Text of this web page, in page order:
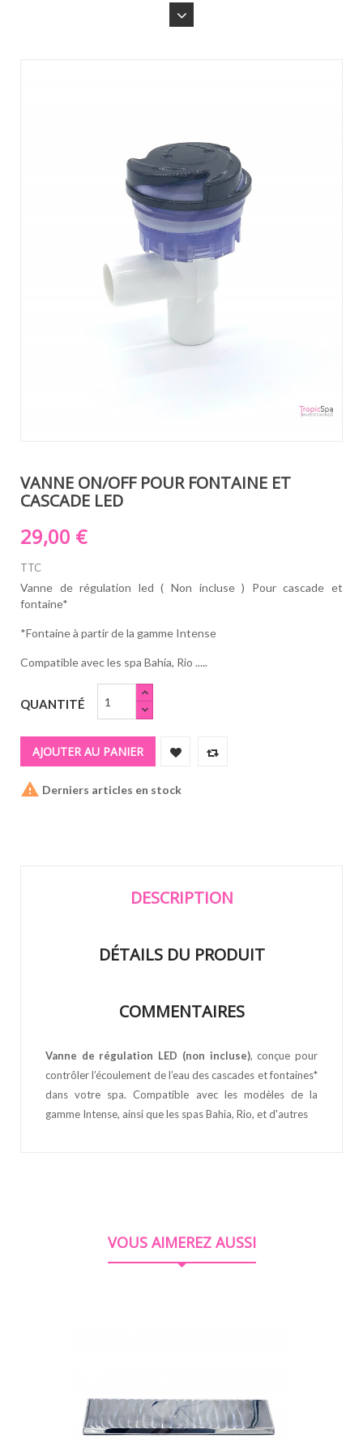
VANNE ON/OFF POUR FONTAINE ET
CASCADE LED
29,00 €
TTC
Vanne de régulation led ( Non incluse ) Pour cascade et
fontaine*
*Fontaine à partir de la gamme Intense
Compatible avec les spa Bahia, Rio .....
QUANTITÉ
AJOUTER AU PANIER
 Derniers articles en stock
DESCRIPTION
DÉTAILS DU PRODUIT
COMMENTAIRES
Vanne de régulation LED (non incluse), conçue pour
contrôler l’écoulement de l’eau des cascades et fontaines*
dans votre spa. Compatible avec les modèles de la
gamme Intense, ainsi que les spas Bahia, Rio, et d'autres
VOUS AIMEREZ AUSSI